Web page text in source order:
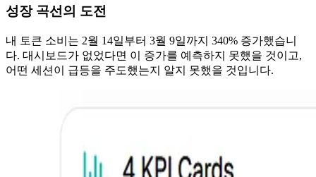
성장 곡선의 도전
내 토큰 소비는 2월 14일부터 3월 9일까지 340% 증가했습니
다. 대시보드가 없었다면 이 증가를 예측하지 못했을 것이고,
어떤 세션이 급등을 주도했는지 알지 못했을 것입니다.